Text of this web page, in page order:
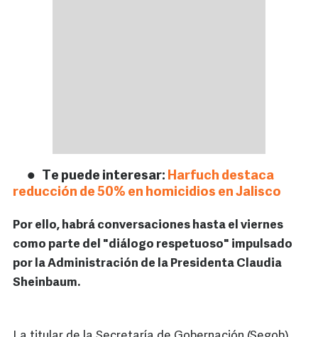
Te puede interesar: Harfuch destaca
reducción de 50% en homicidios en Jalisco
Por ello, habrá conversaciones hasta el viernes
como parte del "diálogo respetuoso" impulsado
por la Administración de la Presidenta Claudia
Sheinbaum.